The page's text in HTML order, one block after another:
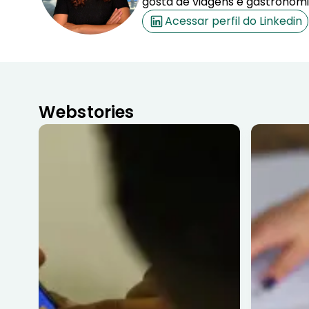
Acessar perfil do Linkedin
Webstories